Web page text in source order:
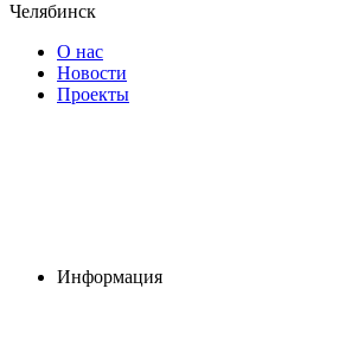
Челябинск
О нас
Новости
Проекты
Информация